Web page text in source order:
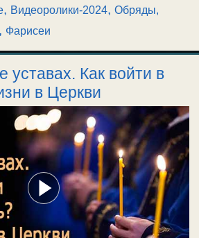
, Видеоролики-2024,Обряды,
, Фарисеи
уставах. Как войти в
в Церкви